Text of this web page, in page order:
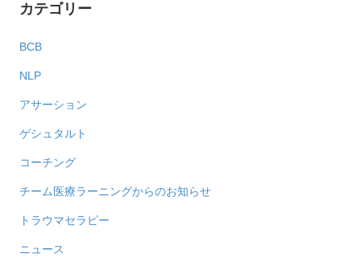
カテゴリー
BCB
NLP
アサーション
ゲシュタルト
コーチング
チーム医療ラーニングからのお知らせ
トラウマセラピー
ニュース